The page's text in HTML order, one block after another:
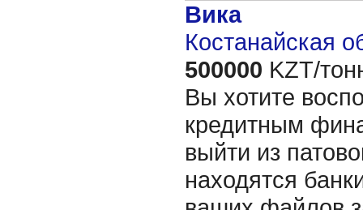
Вика
Костанайская
500000 KZT/
Вы хотите
кредитным
выйти из
находятся